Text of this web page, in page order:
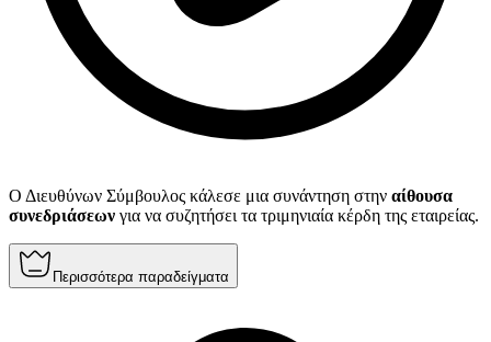
Ο Διευθύνων Σύμβουλος κάλεσε μια συνάντηση στην αίθουσα
συνεδριάσεων για να συζητήσει τα τριμηνιαία κέρδη της εταιρείας.
Περισσότερα παραδείγματα